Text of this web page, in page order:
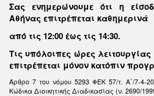
Σας ενημερώνουμε ότι η
Αθήνας επιτρέπεται καθημερινά
από τις 12:00 έως τις 14:30.
Τις υπόλοιπες ώρες λειτουργίας
επιτρέπεται μόνον κατόπιν
Άρθρο 7 του νόμου 5293 ΦΕΚ 57/τ. Α΄/7-4-
Κώδικα Διοικητικής Διαδικασίας (ν. 2690/